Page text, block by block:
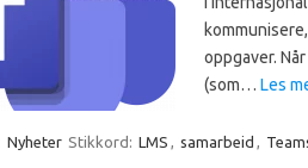
oppgaver.
(som… Les
Nyheter Stikkord: LMS , samarbeid ,